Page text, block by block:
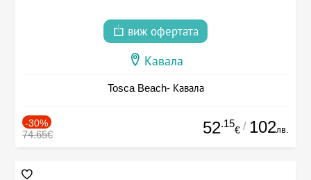
виж офертата
Кавала
Tosca Beach- Кавала
-30%
74.65€ 52.15
€ / 102лв.